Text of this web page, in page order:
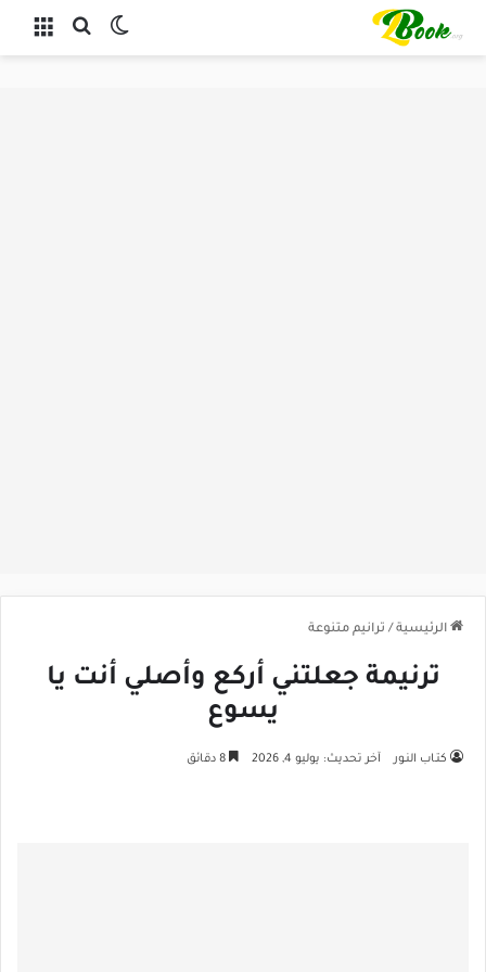
القائمة بحث عن
الرئيسية / ترانيم متنوعة
ترنيمة جعلتني أركع وأصلي أنت يا
يسوع
كتـاب النـور آخر تحديث: يوليو 4, 2026